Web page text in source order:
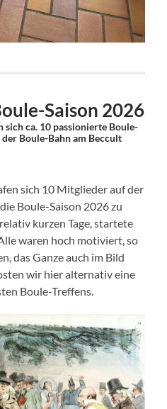
Saison 2026
ca. 10 passionierte Boule-
Boule-Bahn am Beccult
sich 10 Mitglieder auf der
Boule-Saison 2026 zu
kurzen Tage, startete
waren hoch motiviert, so
das Ganze auch im Bild
wir hier alternativ eine
Boule-Treffens.